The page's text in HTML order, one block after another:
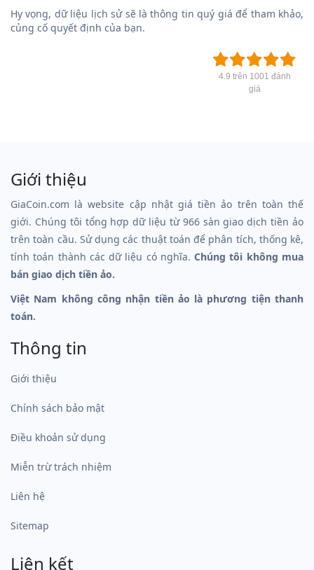
Hy vọng, dữ liệu lịch sử sẽ là thông tin quý giá để tham khảo,
củng cố quyết định của bạn.
4.9 trên 1001 đánh
giá
Giới thiệu
GiaCoin.com là website cập nhật giá tiền ảo trên toàn thế
giới. Chúng tôi tổng hợp dữ liệu từ 966 sàn giao dịch tiền ảo
trên toàn cầu. Sử dụng các thuật toán để phân tích, thống kê,
tính toán thành các dữ liệu có nghĩa.Chúng tôi không mua
bán giao dịch tiền ảo.
Việt Nam không công nhận tiền ảo là phương tiện thanh
toán.
Thông tin
Giới thiệu
Chính sách bảo mật
Điều khoản sử dụng
Miễn trừ trách nhiệm
Liên hệ
Sitemap
Liên kết